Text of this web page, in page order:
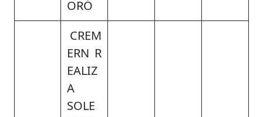
ORÓ
CREM
ERN R
EALIZ
A
SOLE